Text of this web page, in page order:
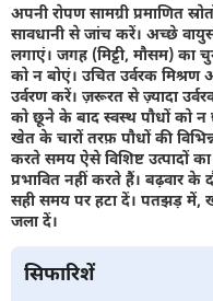
अपनी रोपण सामग्री प्रमाणित
सावधानी से जांच करें। अच्छे
लगाएं। जगह (मिट्टी, मौसम) का
को न बोएं। उचित उर्वरक
उर्वरण करें। ज़रूरत से ज़्यादा
को छूने के बाद स्वस्थ पौधों को न
खेत के चारों तरफ़ पौधों की
करते समय ऐसे विशिष्ट उत्पादों
प्रभावित नहीं करते हैं। बढ़वार के
सही समय पर हटा दें। पतझड़ में,
जला दें।
सिफारिशें